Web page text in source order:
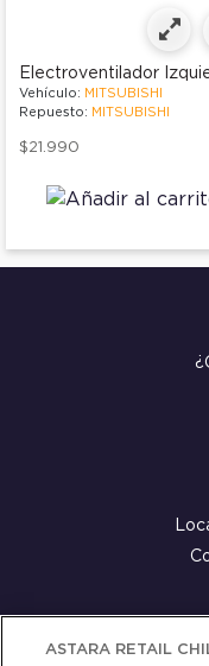
Electroventilador
Vehículo: MITSUBISHI
Repuesto: MITSUBISHI
$21.990
ASTARA RETAIL